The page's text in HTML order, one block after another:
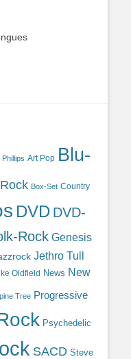
Art Pop Blu-
Box-Set Country
DVD DVD-
Rock Genesis
Jethro Tull
Oldfield News New
Tree Progressive
Psychedelic
SACD Steve